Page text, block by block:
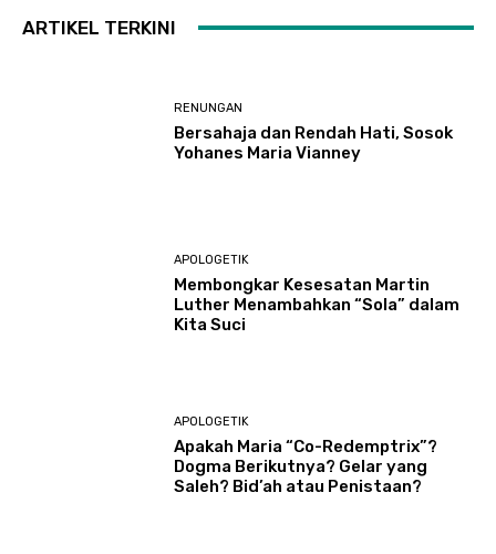
ARTIKEL TERKINI
RENUNGAN
Bersahaja dan Rendah Hati, Sosok
Yohanes Maria Vianney
APOLOGETIK
Membongkar Kesesatan Martin
Luther Menambahkan “Sola” dalam
Kita Suci
APOLOGETIK
Apakah Maria “Co-Redemptrix”?
Dogma Berikutnya? Gelar yang
Saleh? Bid’ah atau Penistaan?